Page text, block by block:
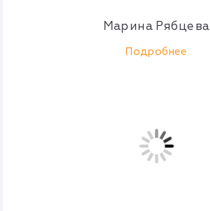
Марина Рябцева
Подробнее